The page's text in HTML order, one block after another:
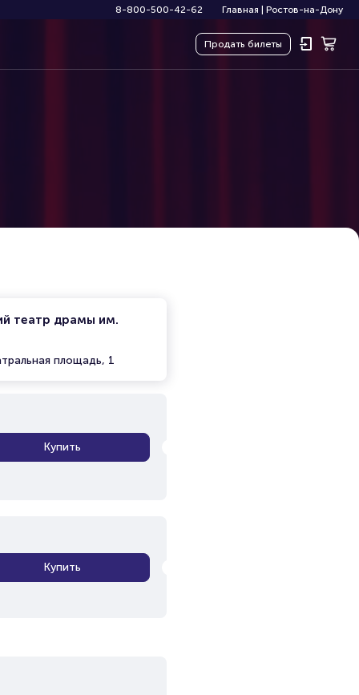
8-800-500-42-62 Главная Ростов-на-Дону
Продать билеты
театр драмы им.
площадь, 1
Купить
Купить